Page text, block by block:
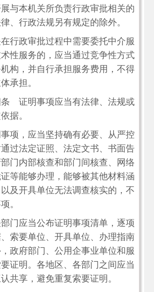
与本机关所负责行政审批相关的
、行政法规另有规定的除外。
行政审批过程中需要委托中介服
性服务的，应当通过竞争性方式
构，并自行承担服务费用，不得
承担。
证明事项应当有法律、法规或
据。
项，应当坚持确有必要、从严控
过法定证照、法定文书、书面告
门内部核查和部门间核查、网络
等能够办理，能够被其他材料涵
及开具单位无法调查核实的，不
。
门应当公布证明事项清单，逐项
索要单位、开具单位、办理指南
政府部门、公用企事业单位和服
证明。各地区、各部门之间应当
共享，避免重复索要证明。